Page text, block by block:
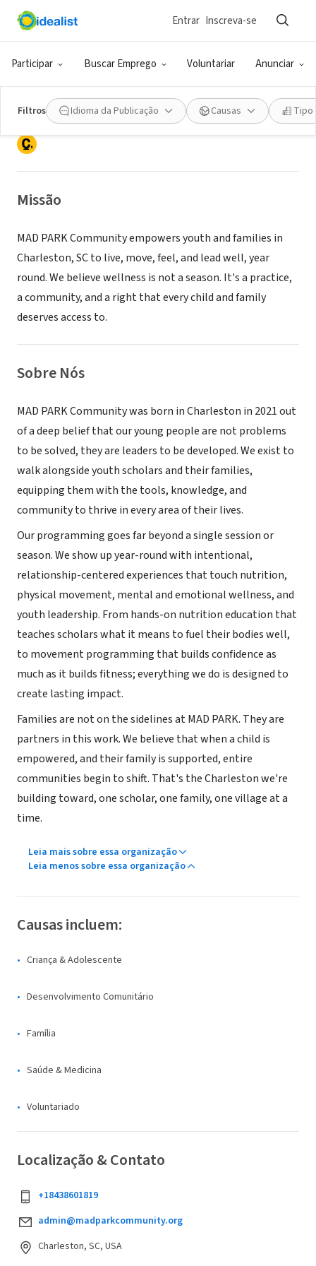
Participar Buscar Emprego Voluntariar Anunciar
Entrar Inscreva-se
Filtros Idioma da Publicação Causas Tipo
MAD Park Community
Charleston, SC|www.madparkcommunity.org
Missão
MAD PARK Community empowers youth and families in
Charleston, SC to live, move, feel, and lead well, year
round. We believe wellness is not a season. It's a practice,
a community, and a right that every child and family
deserves access to.
Sobre Nós
MAD PARK Community was born in Charleston in 2021 out
of a deep belief that our young people are not problems
to be solved, they are leaders to be developed. We exist to
walk alongside youth scholars and their families,
equipping them with the tools, knowledge, and
community to thrive in every area of their lives.
Our programming goes far beyond a single session or
season. We show up year-round with intentional,
relationship-centered experiences that touch nutrition,
physical movement, mental and emotional wellness, and
youth leadership. From hands-on nutrition education that
teaches scholars what it means to fuel their bodies well,
to movement programming that builds confidence as
much as it builds fitness; everything we do is designed to
create lasting impact.
Families are not on the sidelines at MAD PARK. They are
partners in this work. We believe that when a child is
empowered, and their family is supported, entire
communities begin to shift. That's the Charleston we're
building toward, one scholar, one family, one village at a
time.
Leia mais sobre essa organização
Leia menos sobre essa organização
Causas incluem:
Criança & Adolescente
Desenvolvimento Comunitário
Família
Saúde & Medicina
Voluntariado
Localização & Contato
+18438601819
admin@madparkcommunity.org
Charleston, SC, USA